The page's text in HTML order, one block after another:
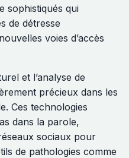
sophistiqués qui
de détresse
voies d’accès
et l’analyse de
précieux dans les
Ces technologies
dans la parole,
sociaux pour
de pathologies comme